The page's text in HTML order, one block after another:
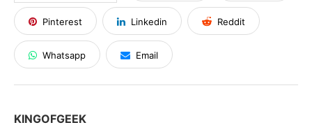
Pinterest Linkedin Reddit
Whatsapp Email
KINGOFGEEK